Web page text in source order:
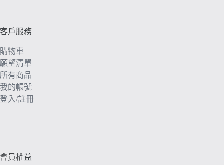
客戶服務
購物車
願望清單
所有商品
我的帳號
登入/註冊
會員權益